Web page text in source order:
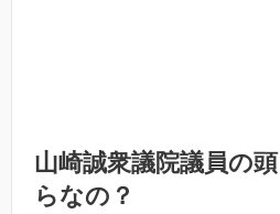
山崎誠衆議院議員の
らなの？